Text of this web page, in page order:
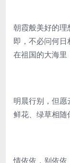
朝霞般美好的理
即，不必问何
在祖国的大海里
明晨行别，但愿
鲜花、绿草相随
情依依，别依